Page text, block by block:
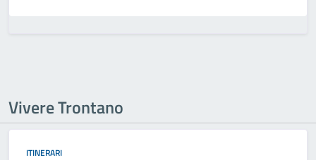
Vivere Trontano
ITINERARI